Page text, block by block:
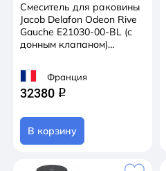
Смеситель для раковины
Jacob Delafon Odeon Rive
Gauche E21030-00-BL (с
донным клапаном)
Франция
32380 q
В корзину